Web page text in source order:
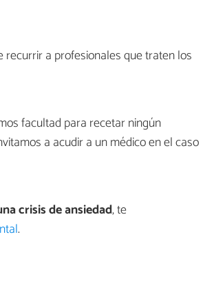
a profesionales que traten los
facultad para recetar ningún
a acudir a un médico en el caso
crisis de ansiedad, te
.